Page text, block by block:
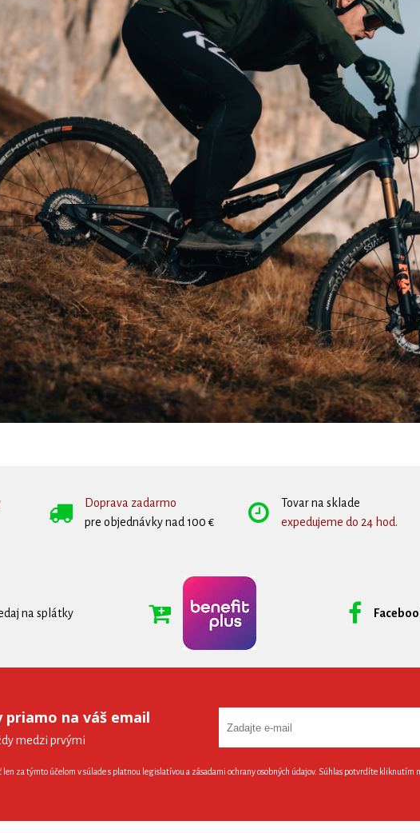
Doprava zadarmo
pre objednávky nad 100 €
Tovar na sklade
expedujeme do 24 hod.
na splátky
na váš email
medzi prvými
len za týmto účelom v súlade s platnou legislatívou a zásadami ochrany osobných údajov. Súhlas potvrdíte